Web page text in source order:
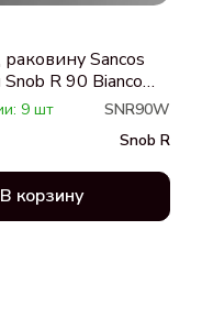
Sancos
R 90 Bianco
9 шт
SNR90W
Snob R
В корзину